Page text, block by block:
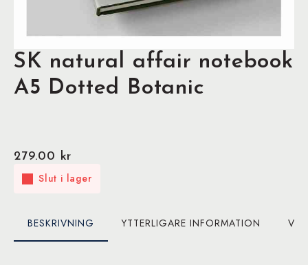
SK natural affair notebook
A5 Dotted Botanic
279.00 kr
Slut i lager
BESKRIVNING YTTERLIGARE INFORMATION